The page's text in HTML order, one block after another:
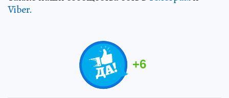
Viber.
+6